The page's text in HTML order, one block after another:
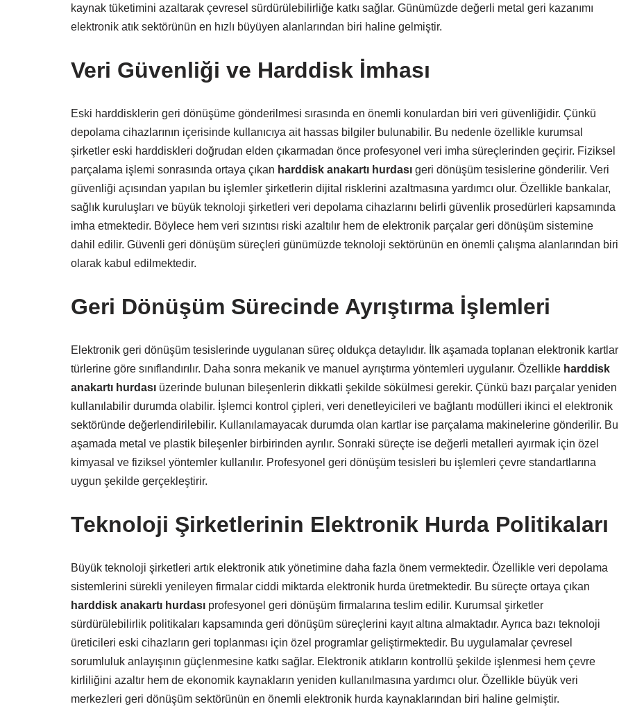
kaynak tüketimini azaltarak çevresel sürdürülebilirliğe katkı sağlar. Günümüzde değerli metal geri kazanımı
elektronik atık sektörünün en hızlı büyüyen alanlarından biri haline gelmiştir.
Veri Güvenliği ve Harddisk İmhası
Eski harddisklerin geri dönüşüme gönderilmesi sırasında en önemli konulardan biri veri güvenliğidir. Çünkü
depolama cihazlarının içerisinde kullanıcıya ait hassas bilgiler bulunabilir. Bu nedenle özellikle kurumsal
şirketler eski harddiskleri doğrudan elden çıkarmadan önce profesyonel veri imha süreçlerinden geçirir. Fiziksel
parçalama işlemi sonrasında ortaya çıkan harddisk anakartı hurdası geri dönüşüm tesislerine gönderilir. Veri
güvenliği açısından yapılan bu işlemler şirketlerin dijital risklerini azaltmasına yardımcı olur. Özellikle bankalar,
sağlık kuruluşları ve büyük teknoloji şirketleri veri depolama cihazlarını belirli güvenlik prosedürleri kapsamında
imha etmektedir. Böylece hem veri sızıntısı riski azaltılır hem de elektronik parçalar geri dönüşüm sistemine
dahil edilir. Güvenli geri dönüşüm süreçleri günümüzde teknoloji sektörünün en önemli çalışma alanlarından biri
olarak kabul edilmektedir.
Geri Dönüşüm Sürecinde Ayrıştırma İşlemleri
Elektronik geri dönüşüm tesislerinde uygulanan süreç oldukça detaylıdır. İlk aşamada toplanan elektronik kartlar
türlerine göre sınıflandırılır. Daha sonra mekanik ve manuel ayrıştırma yöntemleri uygulanır. Özellikle harddisk
anakartı hurdası üzerinde bulunan bileşenlerin dikkatli şekilde sökülmesi gerekir. Çünkü bazı parçalar yeniden
kullanılabilir durumda olabilir. İşlemci kontrol çipleri, veri denetleyicileri ve bağlantı modülleri ikinci el elektronik
sektöründe değerlendirilebilir. Kullanılamayacak durumda olan kartlar ise parçalama makinelerine gönderilir. Bu
aşamada metal ve plastik bileşenler birbirinden ayrılır. Sonraki süreçte ise değerli metalleri ayırmak için özel
kimyasal ve fiziksel yöntemler kullanılır. Profesyonel geri dönüşüm tesisleri bu işlemleri çevre standartlarına
uygun şekilde gerçekleştirir.
Teknoloji Şirketlerinin Elektronik Hurda Politikaları
Büyük teknoloji şirketleri artık elektronik atık yönetimine daha fazla önem vermektedir. Özellikle veri depolama
sistemlerini sürekli yenileyen firmalar ciddi miktarda elektronik hurda üretmektedir. Bu süreçte ortaya çıkan
harddisk anakartı hurdası profesyonel geri dönüşüm firmalarına teslim edilir. Kurumsal şirketler
sürdürülebilirlik politikaları kapsamında geri dönüşüm süreçlerini kayıt altına almaktadır. Ayrıca bazı teknoloji
üreticileri eski cihazların geri toplanması için özel programlar geliştirmektedir. Bu uygulamalar çevresel
sorumluluk anlayışının güçlenmesine katkı sağlar. Elektronik atıkların kontrollü şekilde işlenmesi hem çevre
kirliliğini azaltır hem de ekonomik kaynakların yeniden kullanılmasına yardımcı olur. Özellikle büyük veri
merkezleri geri dönüşüm sektörünün en önemli elektronik hurda kaynaklarından biri haline gelmiştir.